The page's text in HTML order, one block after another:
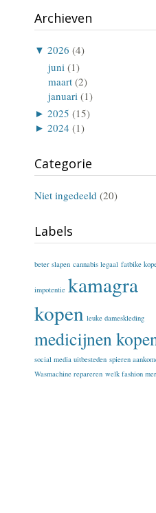
Archieven
▼ 2026 (4)
juni (1)
maart (2)
januari (1)
► 2025 (15)
► 2024 (1)
Categorie
Niet ingedeeld (20)
Labels
beter slapen cannabis legaal fatbike
impotentie kamagra
kopen leuke dameskleding
medicijnen
social media uitbesteden spieren
Wasmachine repareren welk fashion